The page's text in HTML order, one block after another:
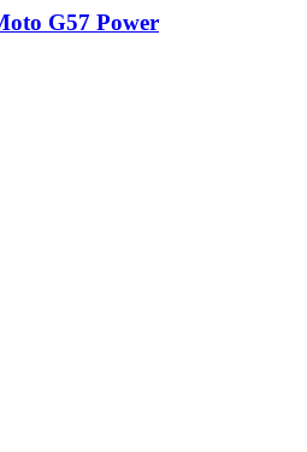
G57 Power